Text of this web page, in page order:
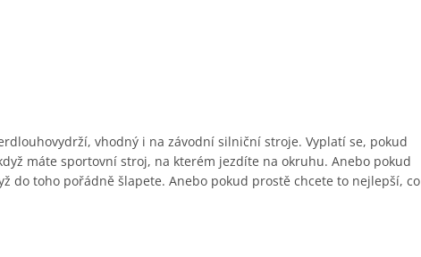
vhodný i na závodní silniční stroje. Vyplatí se, pokud
máte sportovní stroj, na kterém jezdíte na okruhu. Anebo pokud
do toho pořádně šlapete. Anebo pokud prostě chcete to nejlepší, co